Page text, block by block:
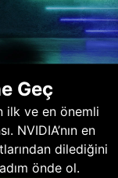
Geç
ilk ve en önemli
NVIDIA’nın en
dilediğini
önde ol.